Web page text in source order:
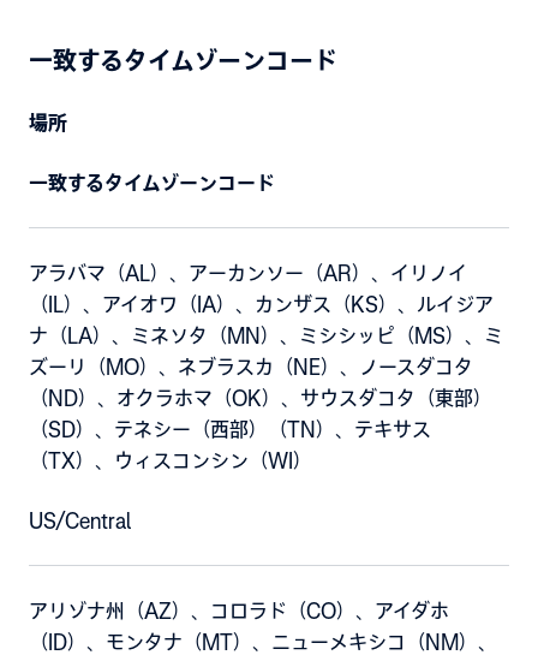
一致するタイムゾーンコード
場所
一致するタイムゾーンコード
アラバマ（AL）、アーカンソー（AR）、イリノイ
（IL）、アイオワ（IA）、カンザス（KS）、ルイジア
ナ（LA）、ミネソタ（MN）、ミシシッピ（MS）、ミ
ズーリ（MO）、ネブラスカ（NE）、ノースダコタ
（ND）、オクラホマ（OK）、サウスダコタ（東部）
（SD）、テネシー（西部）（TN）、テキサス
（TX）、ウィスコンシン（WI）
US/Central
アリゾナ州（AZ）、コロラド（CO）、アイダホ
（ID）、モンタナ（MT）、ニューメキシコ（NM）、